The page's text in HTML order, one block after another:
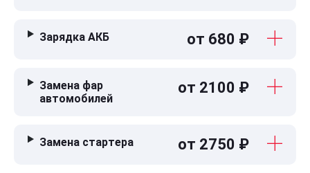
Зарядка АКБ от 680 ₽
Замена фар
автомобилей
от 2100 ₽
Замена стартера от 2750 ₽